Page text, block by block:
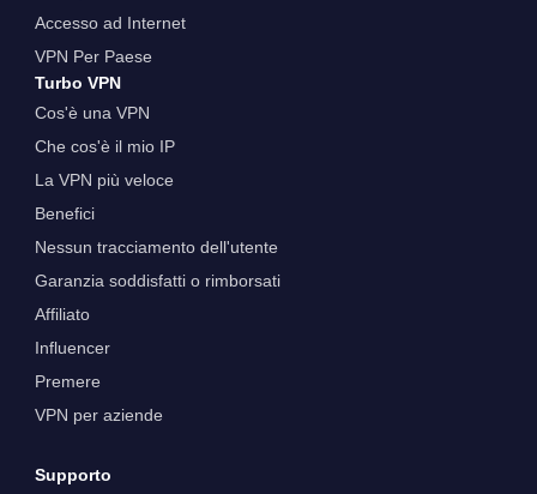
Accesso ad Internet
VPN Per Paese
Turbo VPN
Cos'è una VPN
Che cos'è il mio IP
La VPN più veloce
Benefici
Nessun tracciamento dell'utente
Garanzia soddisfatti o rimborsati
Affiliato
Influencer
Premere
VPN per aziende
Supporto